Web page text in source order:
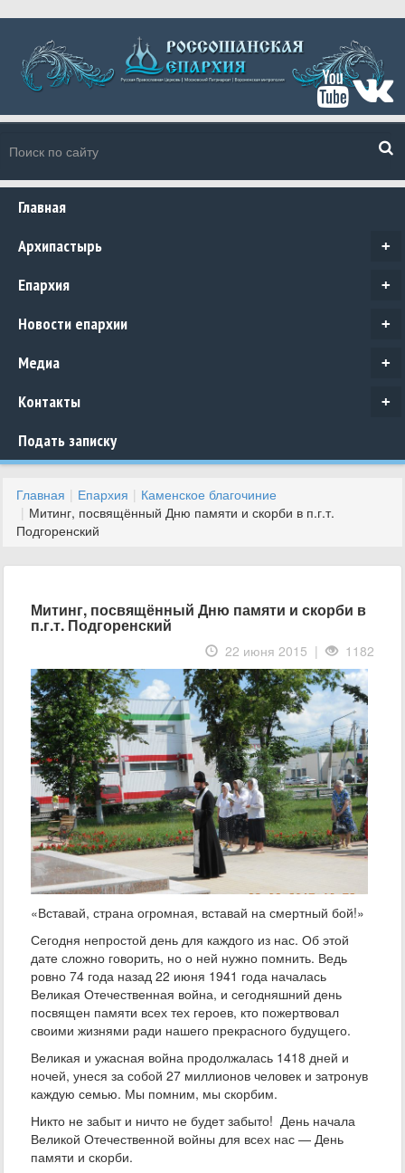
Главная
+
Архипастырь
+
Епархия
+
Новости епархии
+
Медиа
+
Контакты
Подать записку
Главная Епархия
Каменское благочиние
Митинг, посвящённый Дню памяти и скорби в п.г.т.
Подгоренский
Митинг, посвящённый Дню памяти и скорби в
п.г.т. Подгоренский
22 июня 2015 | 1182
«Вставай, страна огромная, вставай на смертный бой!»
Сегодня непростой день для каждого из нас. Об этой
дате сложно говорить, но о ней нужно помнить. Ведь
ровно 74 года назад 22 июня 1941 года началась
Великая Отечественная война, и сегодняшний день
посвящен памяти всех тех героев, кто пожертвовал
своими жизнями ради нашего прекрасного будущего.
Великая и ужасная война продолжалась 1418 дней и
ночей, унеся за собой 27 миллионов человек и затронув
каждую семью. Мы помним, мы скорбим.
Никто не забыт и ничто не будет забыто! День начала
Великой Отечественной войны для всех нас — День
памяти и скорби.